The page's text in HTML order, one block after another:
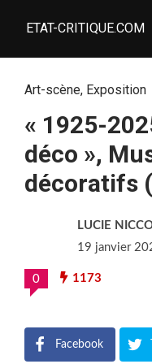
ETAT-CRITIQUE.COM
Art-scène, Exposition
« 1925-
déco »,
décoratifs
LUCIE
19 janvier
0 1173
Facebook